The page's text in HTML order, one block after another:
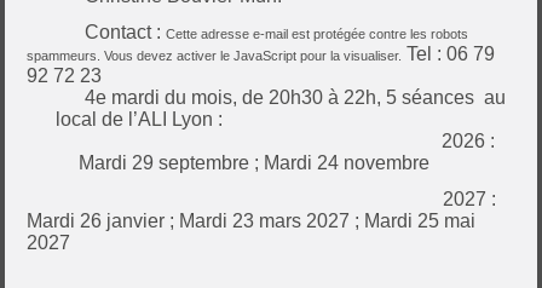
Contact : Cette adresse e-mail est protégée contre les robots
spammeurs. Vous devez activer le JavaScript pour la visualiser. Tel : 06 79
92 72 23
4e mardi du mois, de 20h30 à 22h, 5 séances au
local de l’ALI Lyon :
2026 :
Mardi 29 septembre ; Mardi 24 novembre
2027 :
Mardi 26 janvier ; Mardi 23 mars 2027 ; Mardi 25 mai
2027